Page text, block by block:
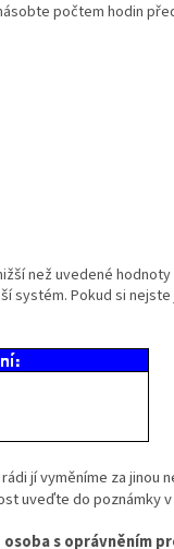
počtem hodin
než uvedené
systém. Pokud si
jí vyměníme za jinou
uveďte do poznámky
s oprávněním